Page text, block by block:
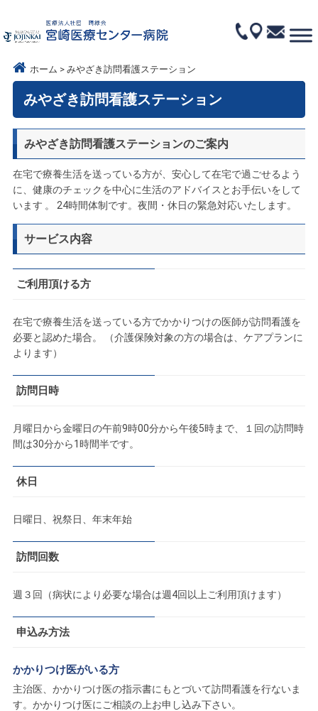
ホーム みやざき訪問看護ステーション
みやざき訪問看護ステーション
みやざき訪問看護ステーションのご案内
在宅で療養生活を送っている方が、安心して在宅で過ごせるよう
に、健康のチェックを中心に生活のアドバイスとお手伝いをして
います 。 24時間体制です。夜間・休日の緊急対応いたします。
サービス内容
ご利用頂ける方
在宅で療養生活を送っている方でかかりつけの医師が訪問看護を
必要と認めた場合。 （介護保険対象の方の場合は、ケアプランに
よります）
訪問日時
月曜日から金曜日の午前9時00分から午後5時まで、１回の訪問時
間は30分から1時間半です。
休日
日曜日、祝祭日、年末年始
訪問回数
週３回（病状により必要な場合は週4回以上ご利用頂けます）
申込み方法
かかりつけ医がいる方
主治医、かかりつけ医の指示書にもとづいて訪問看護を行ないま
す。かかりつけ医にご相談の上お申し込み下さい。